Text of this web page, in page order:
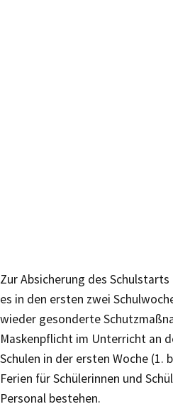
Zur Absicherung des
es in den ersten zwei
wieder gesonderte
Maskenpflicht im Unterricht an
Schulen in der ersten Woche (1.
Ferien für Schülerinnen und
Personal bestehen.